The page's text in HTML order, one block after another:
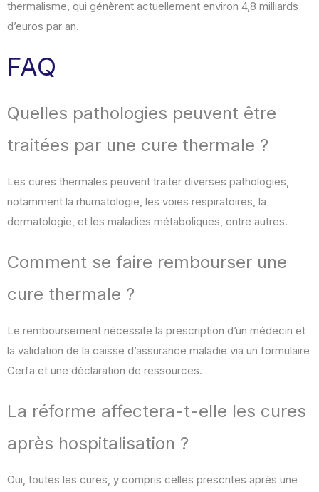
thermalisme, qui génèrent actuellement environ 4,8 milliards
d’euros par an.
FAQ
Quelles pathologies peuvent être
traitées par une cure thermale ?
Les cures thermales peuvent traiter diverses pathologies,
notamment la rhumatologie, les voies respiratoires, la
dermatologie, et les maladies métaboliques, entre autres.
Comment se faire rembourser une
cure thermale ?
Le remboursement nécessite la prescription d’un médecin et
la validation de la caisse d’assurance maladie via un formulaire
Cerfa et une déclaration de ressources.
La réforme affectera-t-elle les cures
après hospitalisation ?
Oui, toutes les cures, y compris celles prescrites après une